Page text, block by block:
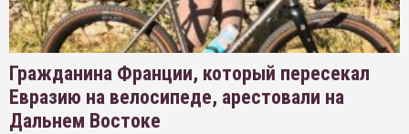
Гражданина Франции, который пересекал
Евразию на велосипеде, арестовали на
Дальнем Востоке